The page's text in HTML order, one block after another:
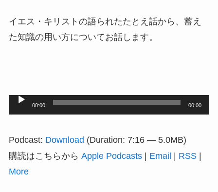
イエス・キリストの語られたたとえ話から、蓄え
た知識の用い方についてお話します。
レ
00:00 00:00
Podcast: Download (Duration: 7:16 — 5.0MB)
購読はこちらから Apple Podcasts| Email | RSS|
More